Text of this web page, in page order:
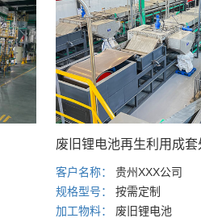
废旧锂电池再生利用成
客户名称：贵州XXX公司
规格型号：按需定制
加工物料： 废旧锂电池